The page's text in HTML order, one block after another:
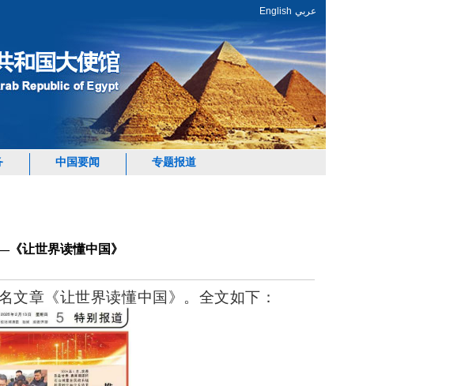
English عربي
中国要闻 专题报道
让世界读懂中国》
文章《让世界读懂中国》。全文如下：